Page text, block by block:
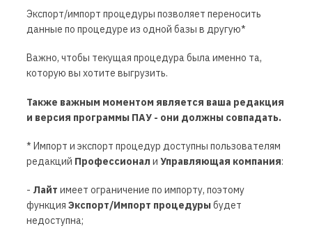
Экспорт/импорт процедуры позволяет переносить
данные по процедуре из одной базы в другую*
Важно, чтобы текущая процедура была именно та,
которую вы хотите выгрузить.
Также важным моментом является ваша редакция
и версия программы ПАУ - они должны совпадать.
* Импорт и экспорт процедур доступны пользователям
редакций Профессионал и Управляющая компания:
- Лайт имеет ограничение по импорту, поэтому
функция Экспорт/Импорт процедурыбудет
недоступна;